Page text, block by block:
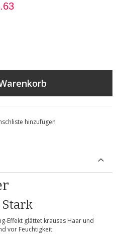
hinzufügen
Effekt glättet krauses Haar und
vor Feuchtigkeit